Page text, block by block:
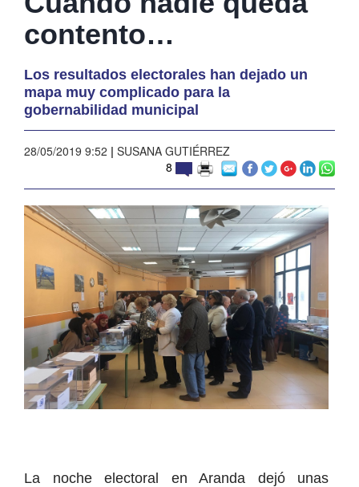
contento…
Los resultados electorales han dejado un
mapa muy complicado para la
gobernabilidad municipal
28/05/2019 9:52 | SUSANA GUTIÉRREZ
8
La noche electoral en Aranda dejó unas